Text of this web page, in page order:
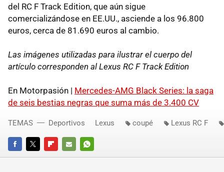
del RC F Track Edition, que aún sigue
comercializándose en EE.UU., asciende a los 96.800
euros, cerca de 81.690 euros al cambio.
Las imágenes utilizadas para ilustrar el cuerpo del
artículo corresponden al Lexus RC F Track Edition
En Motorpasión | Mercedes-AMG Black Series: la saga
de seis bestias negras que suma más de 3.400 CV
FACEBOOKTWITTERFLIPBOARD
E-
WHATSAPP
TEMAS Deportivos Lexus coupé Lexus RC F